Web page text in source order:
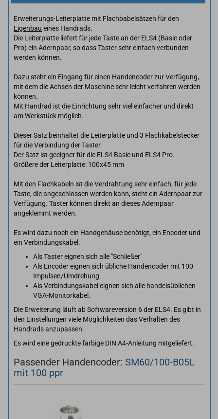
Erweiterungs-Leiterplatte mit Flachbabelsätzen für den
Eigenbau eines Handrads.
Die Leiterplatte liefert für jede Taste an der ELS4 (Basic oder
Pro) ein Adernpaar, so dass Taster sehr einfach verbunden
werden können.
Dazu steht ein Eingang für einen Handencoder zur Verfügung,
mit dem die Achsen der Maschine sehr leicht verfahren werden
können.
Mit Handrad ist die Einrichtung sehr viel einfacher und direkt
am Werkstück möglich.
Dieser Satz beinhaltet die Leiterplatte und 3 Flachkabelstecker
für die Verbindung der Taster.
Der Satz ist geeignet für die ELS4 Basic und ELS4 Pro.
Größere der Leiterplatte: 100x45 mm
Mit den Flachkabeln ist die Verdrahtung sehr einfach, für jede
Taste, die angeschlossen werden kann, steht ein Adernpaar zur
Verfügung. Taster können direkt an dieses Adernpaar
angeklemmt werden.
Es wird dazu noch ein Handgehäuse benötigt, ein Encoder und
ein Verbindungskabel.
Als Taster eignen sich alle "Schließer"
Als Encoder eignen sich übliche Handencoder mit 100
Impulsen/Umdrehung.
Als Verbindungskabel eignen sich alle handelsüblichen
VGA-Monitorkabel.
Die Erweiterung läuft ab Softwareversion 6 der ELS4. Es gibt in
den Einstellungen viele Möglichkeiten das Verhalten des
Handrads anzupassen.
Es wird eine gedruckte farbige DIN A4-Anleitung mitgeliefert.
Passender Handencoder: SM60/100-​B05L
mit 100 ppr